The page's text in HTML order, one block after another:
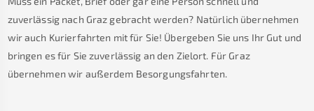
zuverlässig nach Graz gebracht werden? Natürlich übernehmen
wir auch Kurierfahrten mit für Sie! Übergeben Sie uns Ihr Gut und
bringen es für Sie zuverlässig an den Zielort. Für Graz
übernehmen wir außerdem Besorgungsfahrten.